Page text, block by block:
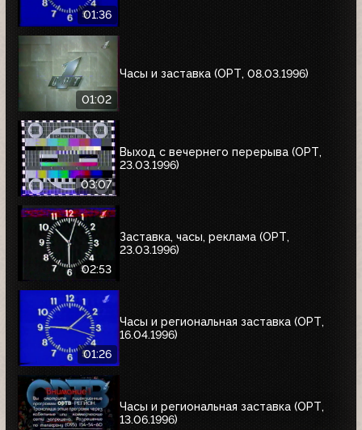
01:36
01:02
Часы и заставка (ОРТ, 08.03.1996)
03:07
Выход с вечернего перерыва (ОРТ,
23.03.1996)
02:53
Заставка, часы, реклама (ОРТ,
23.03.1996)
01:26
Часы и региональная заставка (ОРТ,
16.04.1996)
Часы и региональная заставка (ОРТ,
13.06.1996)